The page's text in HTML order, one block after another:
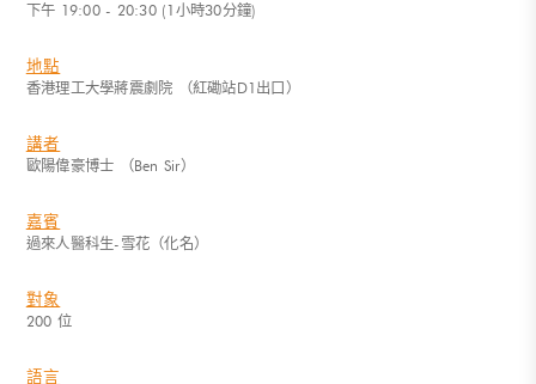
下午 19:00 - 20:30 (1小時30分鐘)
地點
香港理工大學蔣震劇院 （紅磡站D1出口）
講者
歐陽偉豪博士 （Ben Sir）
嘉賓
過來人醫科生-雪花（化名）
對象
200 位
語言